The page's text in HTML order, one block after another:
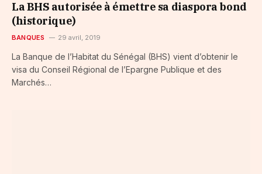
La BHS autorisée à émettre sa diaspora bond
(historique)
BANQUES 29 avril, 2019
La Banque de l’Habitat du Sénégal (BHS) vient d’obtenir le
visa du Conseil Régional de l’Epargne Publique et des
Marchés…